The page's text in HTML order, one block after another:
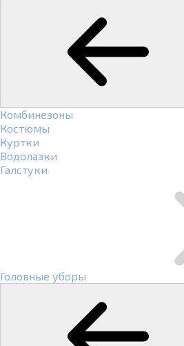
Комбинезоны
Костюмы
Куртки
Водолазки
Галстуки
Головные уборы